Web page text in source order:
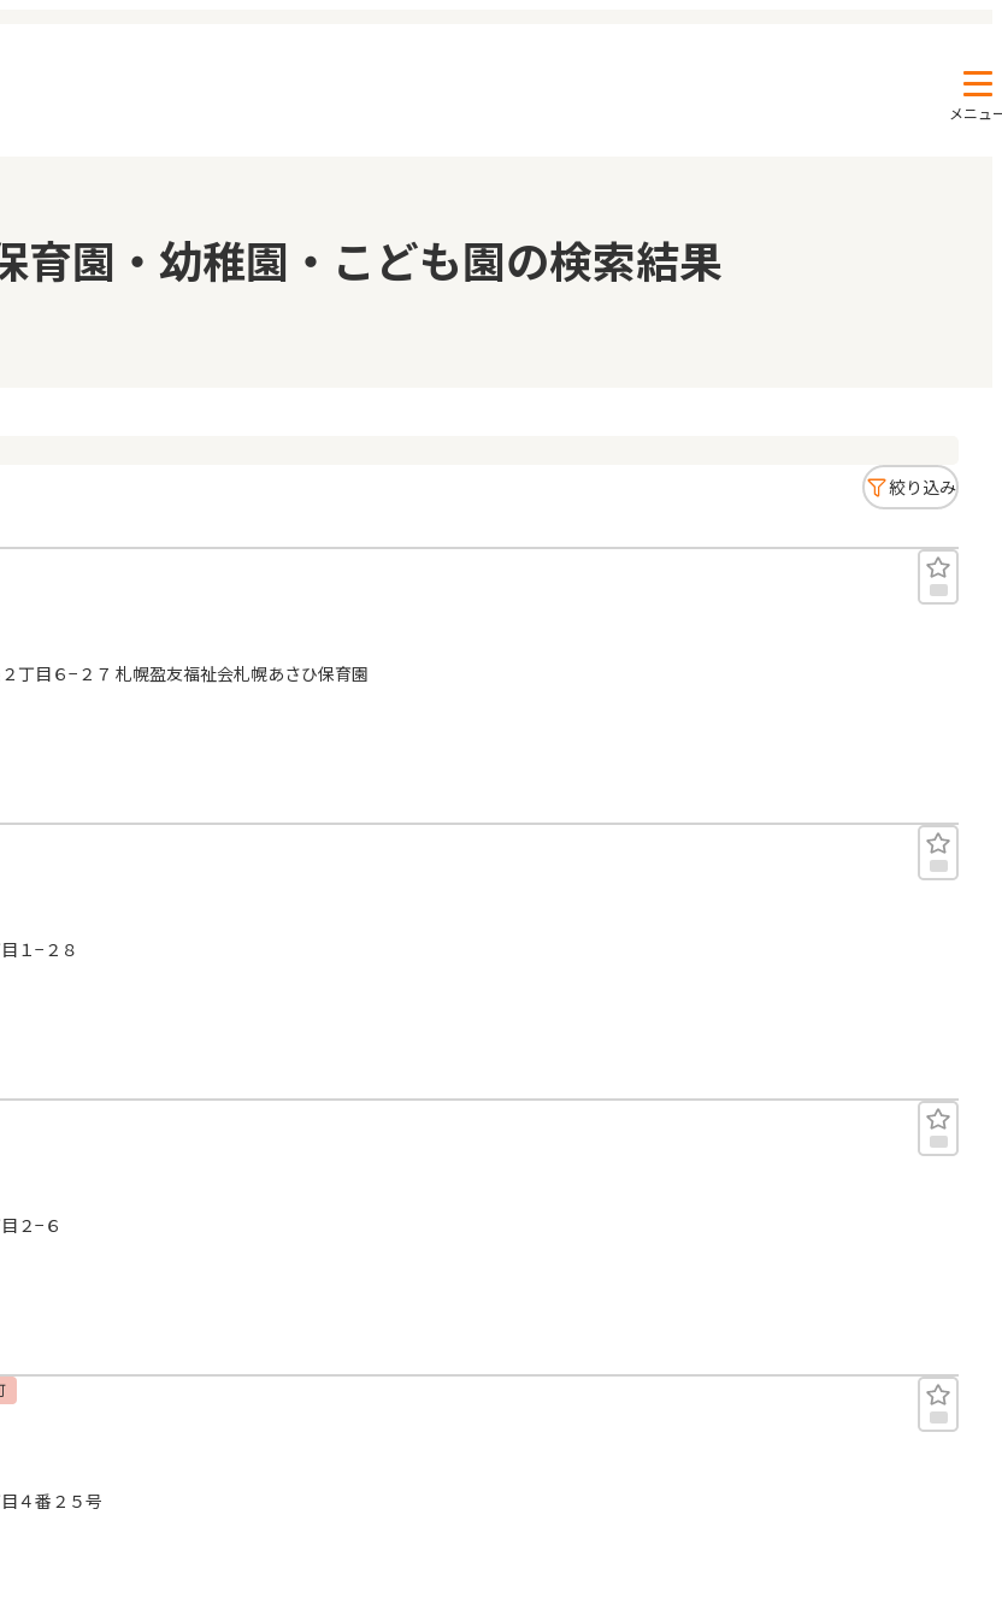
メニュ
メッセージ
おすすめの園
コラム
お知らせ
育園・幼稚園・こども園の検索結果
絞り込み
丁目６−２７ 札幌盈友福祉会札幌あさひ保育園
１−２８
２−６
４番２５号